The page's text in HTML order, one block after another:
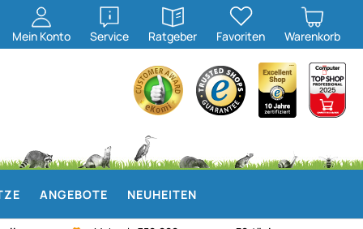
Mein Konto Service
öffnen
Ratgeber
öffnen
Favoriten Warenkorb
ANGEBOTE NEUHEITEN